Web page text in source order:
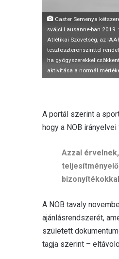
Caster Semenya
svájci Lausanne-ban
Atlétikai Szövetség, az
tesztoszteronszinttel
ha gyógyszerekkel
aktivitása a normál
A portál szerint a
hogy a NOB
Azzal
A NOB tavaly
ajánlásrendszerét,
született
tagja szerint –